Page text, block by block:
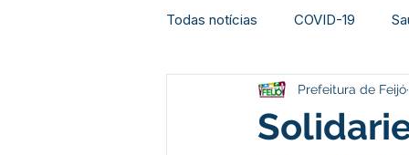
Todas notícias COVID-19
Agricultura Nota de Pesar
Prefeitura de Feijó